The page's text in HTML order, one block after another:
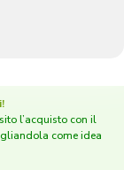
l’acquisto con il
come idea